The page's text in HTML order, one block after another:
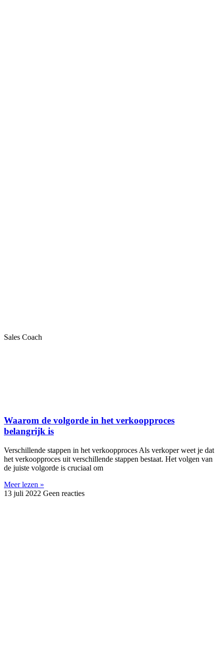
Sales Coach
Waarom de volgorde in het verkoopproces
belangrijk is
Verschillende stappen in het verkoopproces Als verkoper weet je dat
het verkoopproces uit verschillende stappen bestaat. Het volgen van
de juiste volgorde is cruciaal om
Meer lezen »
13 juli 2022 Geen reacties